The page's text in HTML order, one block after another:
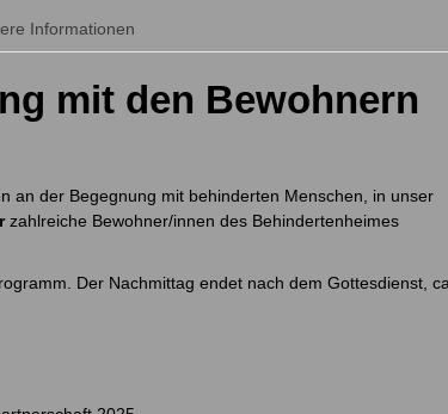
Informationen
mit den Bewohnern
an der Begegnung mit behinderten Menschen, in unser
zahlreiche Bewohner/innen des Behindertenheimes
Der Nachmittag endet nach dem Gottesdienst,